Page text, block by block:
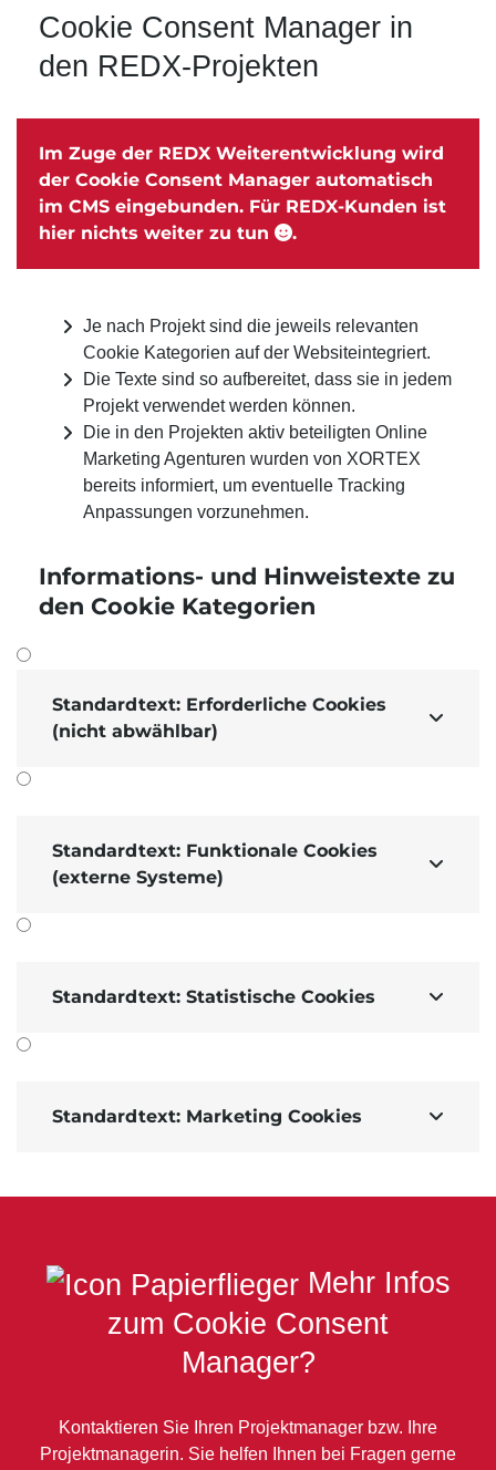
Cookie Consent Manager in
den REDX-Projekten
Im Zuge der REDX Weiter­entwicklung wird
der Cookie Consent Manager auto­matisch
im CMS einge­bunden. Für REDX-Kunden ist
hier nichts weiter zu tun
.
Je nach Projekt sind die jeweils relevanten
Cookie Kategorien auf der Websiteintegriert.
Die Texte sind so aufbereitet, dass sie in jedem
Projekt verwendet werden können.
Die in den Projekten aktiv beteiligten Online
Marketing Agenturen wurden von XORTEX
bereits informiert, um eventuelle Tracking
Anpassungen vorzunehmen.
Informations- und Hinweis­texte zu
den Cookie Kategorien
Standardtext: Erforderliche Cookies
(nicht abwählbar)

Standardtext: Funktionale Cookies
(externe Systeme)

Standardtext: Statistische Cookies 
Standardtext: Marketing Cookies 
Mehr Infos
zum Cookie Consent
Manager?
Kontaktieren Sie Ihren Projektmanager bzw. Ihre
Projektmanagerin. Sie helfen Ihnen bei Fragen gerne